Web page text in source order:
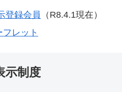
登録会員 （R8.4.1現在）
レット
示制度